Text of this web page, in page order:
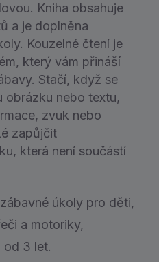
Kniha obsahuje
a je doplněna
Kouzelné čtení je
který vám přináší
Stačí, když se
obrázku nebo textu,
zvuk nebo
zapůjčit
která není součástí
úkoly pro děti,
a motoriky,
od 3 let.